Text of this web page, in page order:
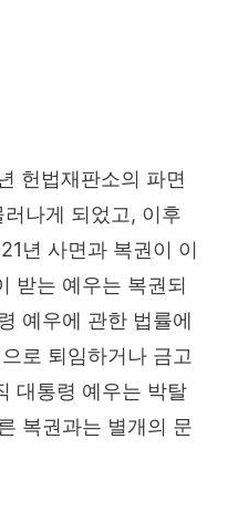
헌법재판소의 파면
나게 되었고, 이후
년 사면과 복권이 이
받는 예우는 복권되
예우에 관한 법률에
로 퇴임하거나 금고
대통령 예우는 박탈
복권과는 별개의 문